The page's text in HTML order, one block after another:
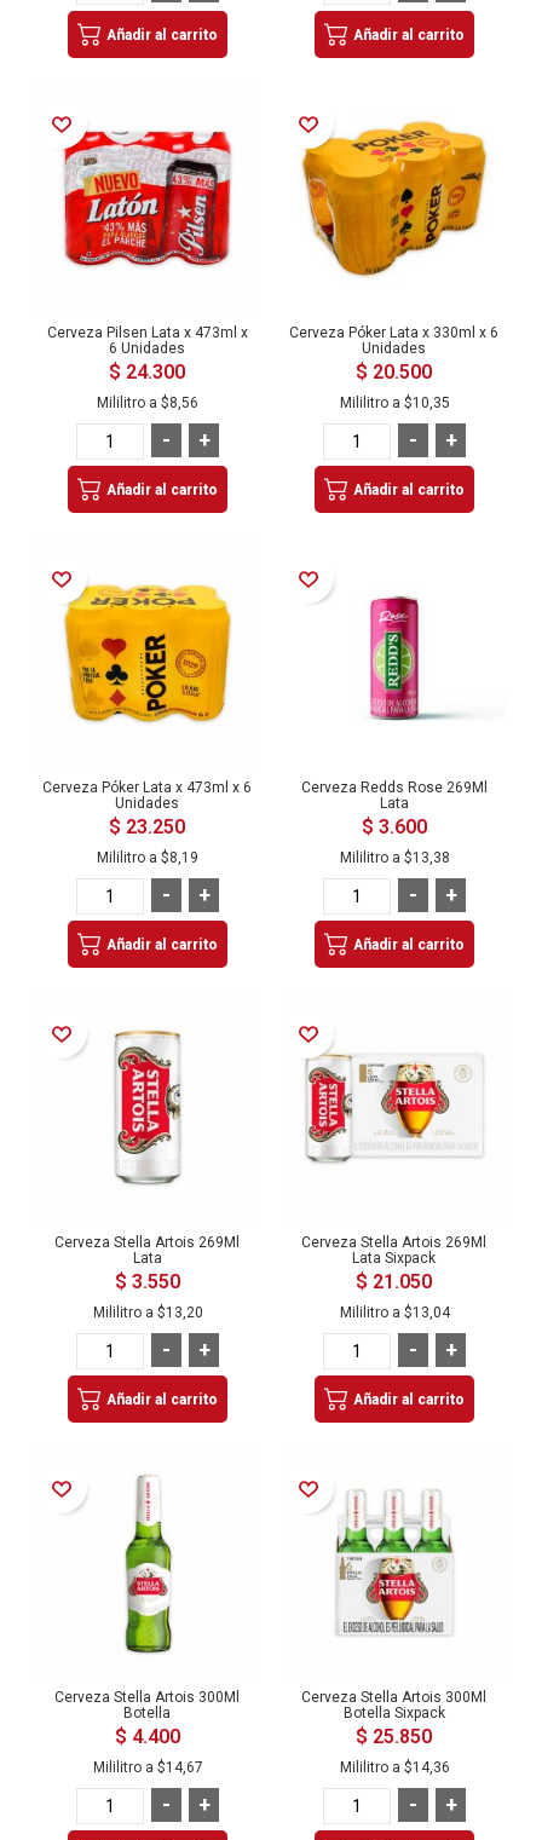
Añadir al carrito Añadir al carrito
Añadir a la Lista de Deseos
Cerveza Pilsen Lata x 473ml x
6 Unidades
$ 24.300
Mililitro a $8,56
+
-
Añadir al carrito
Añadir a la Lista de Deseos
Cerveza Póker Lata x 330ml x 6
Unidades
$ 20.500
Mililitro a $10,35
+
-
Añadir al carrito
Añadir a la Lista de Deseos
Cerveza Póker Lata x 473ml x 6
Unidades
$ 23.250
Mililitro a $8,19
+
-
Añadir al carrito
Añadir a la Lista de Deseos
Cerveza Redds Rose 269Ml
Lata
$ 3.600
Mililitro a $13,38
+
-
Añadir al carrito
Añadir a la Lista de Deseos
Cerveza Stella Artois 269Ml
Lata
$ 3.550
Mililitro a $13,20
+
-
Añadir al carrito
Añadir a la Lista de Deseos
Cerveza Stella Artois 269Ml
Lata Sixpack
$ 21.050
Mililitro a $13,04
+
-
Añadir al carrito
Añadir a la Lista de Deseos
Cerveza Stella Artois 300Ml
Botella
$ 4.400
Mililitro a $14,67
+
-
Añadir a la Lista de Deseos
Cerveza Stella Artois 300Ml
Botella Sixpack
$ 25.850
Mililitro a $14,36
+
-